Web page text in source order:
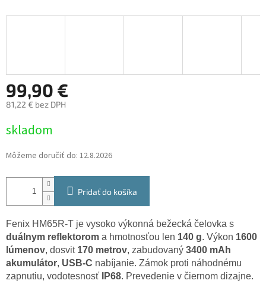
99,90 €
81,22 € bez DPH
cena:
skladom
Môžeme doručiť do: 12.8.2026
Pridať do košíka
Fenix HM65R-T je vysoko výkonná bežecká čelovka s
duálnym reflektorom a hmotnosťou len 140 g. Výkon 1600
lúmenov, dosvit 170 metrov, zabudovaný 3400 mAh
akumulátor, USB-C nabíjanie. Zámok proti náhodnému
zapnutiu, vodotesnosť
IP68. Prevedenie v čiernom dizajne.